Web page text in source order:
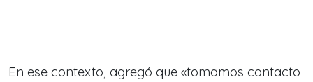
En ese contexto, agregó que «tomamos contacto